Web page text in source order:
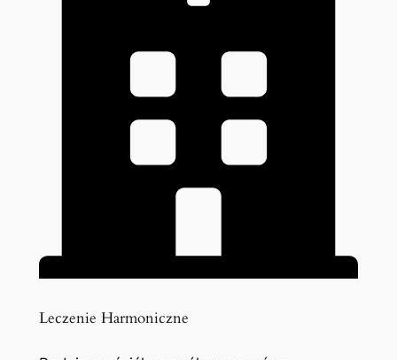
Leczenie Harmoniczne